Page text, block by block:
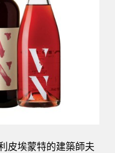
皮埃蒙特的建築師夫